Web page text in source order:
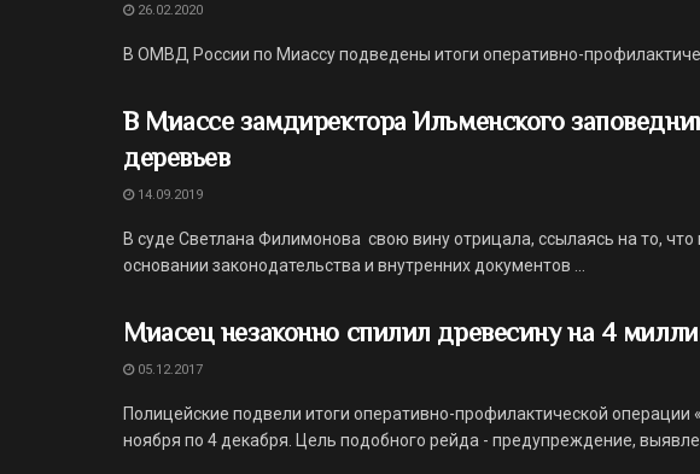
26.02.2020
В ОМВД России по Миассу подведены итоги оперативно-
В Миассе замдиректора Ильменского
деревьев
14.09.2019
В суде Светлана Филимонова свою вину отрицала, ссылаясь на то,
основании законодательства и внутренних документов ...
Миасец незаконно спилил древесину на 4
05.12.2017
Полицейские подвели итоги оперативно-профилактической операции
ноября по 4 декабря. Цель подобного рейда - предупреждение,